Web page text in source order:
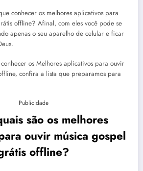
conhecer os melhores aplicativos para
offline? Afinal, com eles você pode se
apenas o seu aparelho de celular e ficar
os Melhores aplicativos para ouvir
confira a lista que preparamos para
Publicidade
são os melhores
ouvir música gospel
offline?